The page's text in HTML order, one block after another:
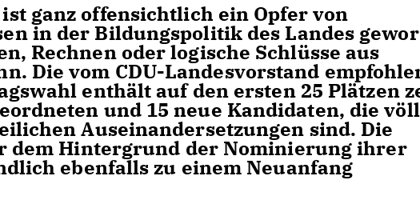
ganz offensichtlich ein Opfer von
in der Bildungspolitik des Landes
Rechnen oder logische Schlüsse aus
Die vom CDU-Landesvorstand
enthält auf den ersten 25 Plätzen
und 15 neue Kandidaten, die
Auseinandersetzungen sind. Die
dem Hintergrund der Nominierung ihrer
ebenfalls zu einem Neuanfang